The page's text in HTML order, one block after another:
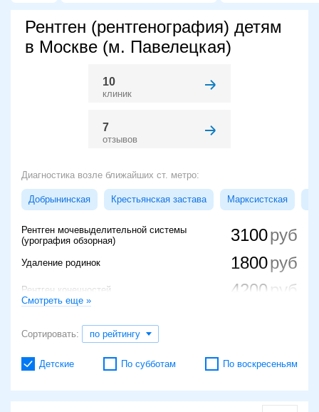
Рентген (рентгенография) детям
в Москве (м. Павелецкая)
10
клиник
7
отзывов
Диагностика возле ближайших ст. метро:
Добрынинская Крестьянская застава Марксистская
Рентген мочевыделительной системы
(урография обзорная)
3100
Удаление родинок 1800
Рентген конечностей 4200
Смотреть еще »
Сортировать: по рейтингу
Детские По субботам По воскресеньям